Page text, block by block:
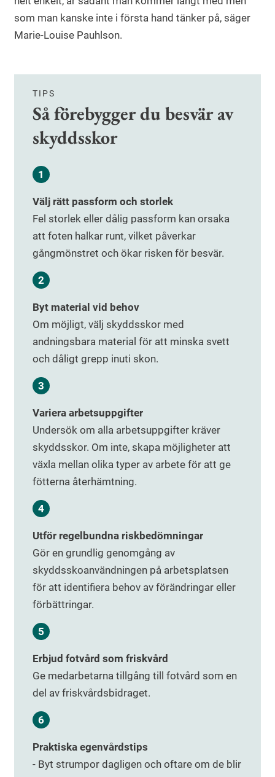
som man kanske inte i första hand tänker på, säger
Marie-Louise Pauhlson.
TIPS
Så förebygger du besvär av
skyddsskor
Välj rätt passform och storlek
Fel storlek eller dålig passform kan orsaka
att foten halkar runt, vilket påverkar
gångmönstret och ökar risken för besvär.
Byt material vid behov
Om möjligt, välj skyddsskor med
andningsbara material för att minska svett
och dåligt grepp inuti skon.
Variera arbetsuppgifter
Undersök om alla arbetsuppgifter kräver
skyddsskor. Om inte, skapa möjligheter att
växla mellan olika typer av arbete för att ge
fötterna återhämtning.
Utför regelbundna riskbedömningar
Gör en grundlig genomgång av
skyddsskoanvändningen på arbetsplatsen
för att identifiera behov av förändringar eller
förbättringar.
Erbjud fotvård som friskvård
Ge medarbetarna tillgång till fotvård som en
del av friskvårdsbidraget.
Praktiska egenvårdstips
- Byt strumpor dagligen och oftare om de blir